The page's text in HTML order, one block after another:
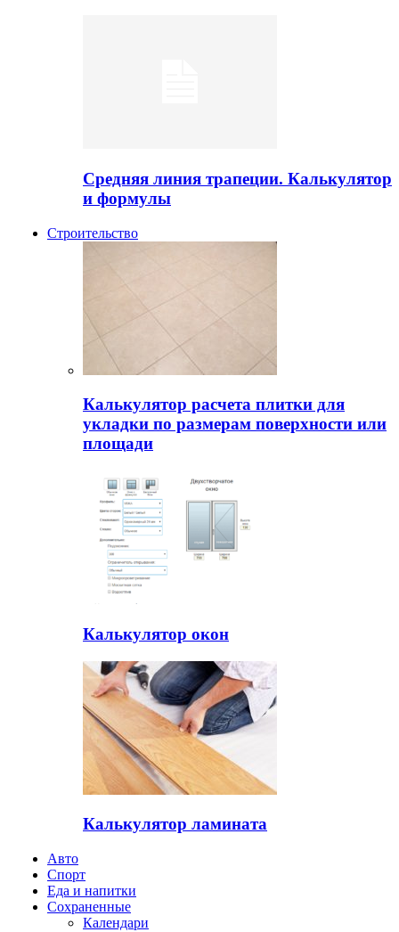
Средняя линия трапеции. Калькулятор
и формулы
Строительство
Калькулятор расчета плитки для
укладки по размерам поверхности или
площади
Калькулятор окон
Калькулятор ламината
Авто
Спорт
Еда и напитки
Сохраненные
Календари